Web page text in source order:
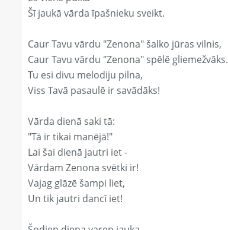
Šī jaukā vārda īpašnieku sveikt.
Caur Tavu vārdu "Zenona" šalko jūras vilnis,
Caur Tavu vārdu "Zenona" spēlē gliemežvāks.
Tu esi divu melodiju pilna,
Viss Tavā pasaulē ir savādāks!
Vārda dienā saki tā:
"Tā ir tikai manējā!"
Lai šai dienā jautri iet -
Vārdam Zenona svētki ir!
Vajag glāzē šampi liet,
Un tik jautri dancī iet!